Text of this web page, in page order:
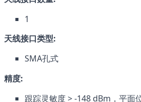
1
天线接口类型:
SMA孔式
精度:
跟踪灵敏度 > -148 dBm，平面